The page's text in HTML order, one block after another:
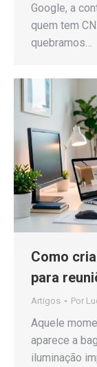
Google, a
quem tem
quebramos…
Como
para
Artigos Por
Aquele
aparece a
iluminação